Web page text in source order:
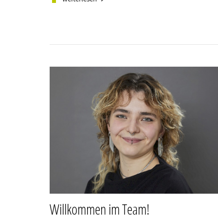
Willkommen im Team!